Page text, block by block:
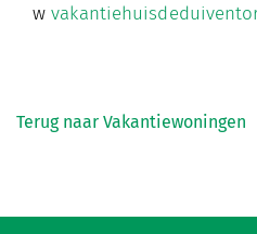
w
Terug naar Vakantiewoningen